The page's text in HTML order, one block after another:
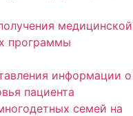
медицинской
программы
информации о
пациента
семей на